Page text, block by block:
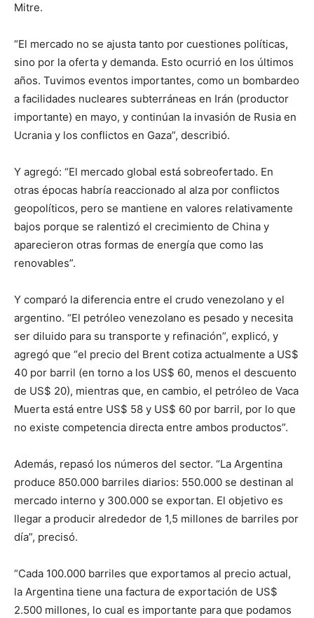
Mitre.
“El mercado no se ajusta tanto por cuestiones políticas,
sino por la oferta y demanda. Esto ocurrió en los últimos
años. Tuvimos eventos importantes, como un bombardeo
a facilidades nucleares subterráneas en Irán (productor
importante) en mayo, y continúan la invasión de Rusia en
Ucrania y los conflictos en Gaza”, describió.
Y agregó: “El mercado global está sobreofertado. En
otras épocas habría reaccionado al alza por conflictos
geopolíticos, pero se mantiene en valores relativamente
bajos porque se ralentizó el crecimiento de China y
aparecieron otras formas de energía que como las
renovables”.
Y comparó la diferencia entre el crudo venezolano y el
argentino. “El petróleo venezolano es pesado y necesita
ser diluido para su transporte y refinación”, explicó, y
agregó que “el precio del Brent cotiza actualmente a US$
40 por barril (en torno a los US$ 60, menos el descuento
de US$ 20), mientras que, en cambio, el petróleo de Vaca
Muerta está entre US$ 58 y US$ 60 por barril, por lo que
no existe competencia directa entre ambos productos”.
Además, repasó los números del sector. “La Argentina
produce 850.000 barriles diarios: 550.000 se destinan al
mercado interno y 300.000 se exportan. El objetivo es
llegar a producir alrededor de 1,5 millones de barriles por
día”, precisó.
“Cada 100.000 barriles que exportamos al precio actual,
la Argentina tiene una factura de exportación de US$
2.500 millones, lo cual es importante para que podamos